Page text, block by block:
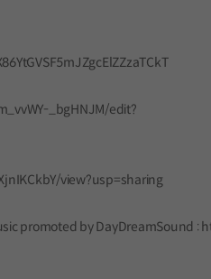
_bgHNJM/edit?
view?usp=sharing
promoted by DayDreamSound